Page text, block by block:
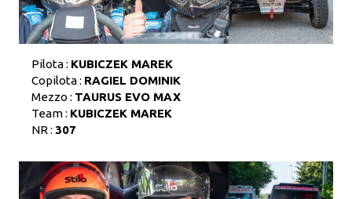
Pilota : KUBICZEK MAREK
Copilota : RAGIEL DOMINIK
Mezzo : TAURUS EVO MAX
Team : KUBICZEK MAREK
NR : 307